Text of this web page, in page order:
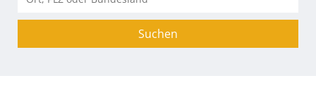
Suchen